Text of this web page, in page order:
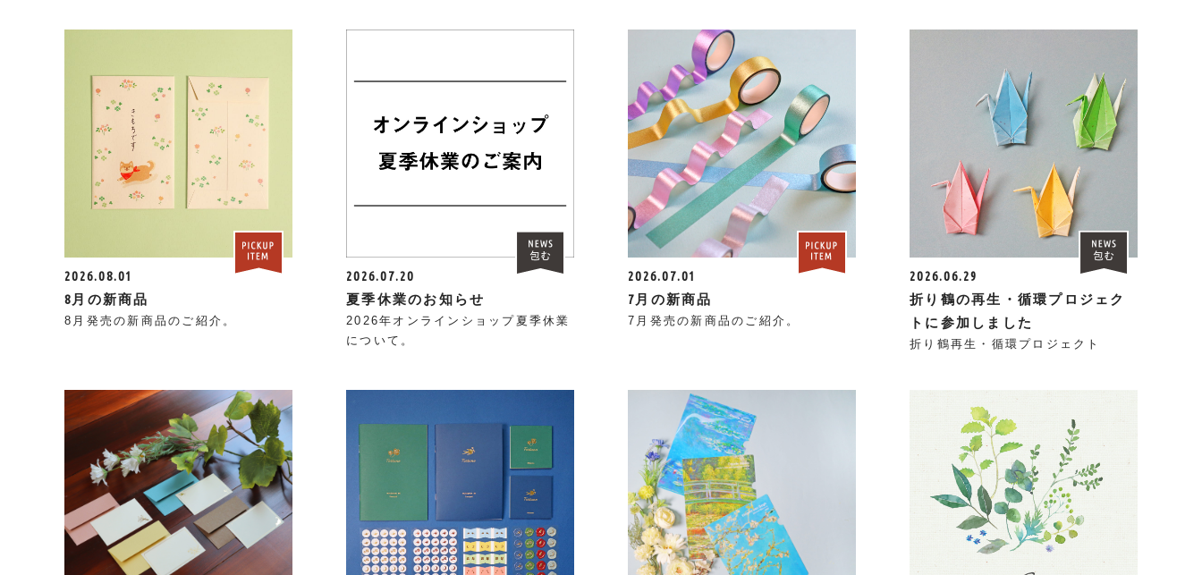
2026.08.01
8月の新商品
8月発売の新商品のご紹介。
2026.07.20
夏季休業のお知らせ
2026年オンラインショップ夏季休業
について。
2026.07.01
7月の新商品
7月発売の新商品のご紹介。
2026.06.29
折り鶴の再生・循環プロジェク
トに参加しました
折り鶴再生・循環プロジェクト